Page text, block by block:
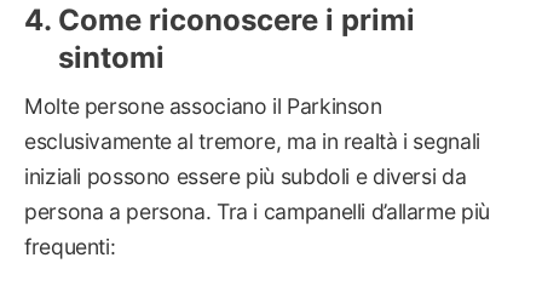
Come riconoscere i primi
sintomi
Molte persone associano il Parkinson
esclusivamente al tremore, ma in realtà i segnali
iniziali possono essere più subdoli e diversi da
persona a persona. Tra i campanelli d’allarme più
frequenti: